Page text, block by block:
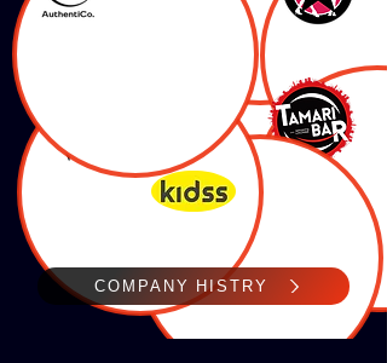
COMPANY HISTRY